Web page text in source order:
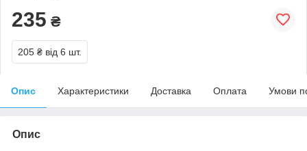
235 ₴
205 ₴ від 6 шт.
Опис Характеристики Доставка Оплата Умови
Опис